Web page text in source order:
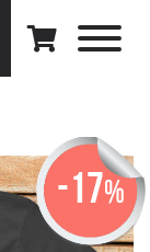
-17%